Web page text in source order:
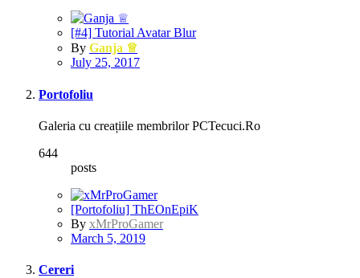
[#4] Tutorial Avatar Blur
By Ganja ♕
July 25, 2017
Portofoliu
Galeria cu creațiile membrilor PCTecuci.Ro
644
posts
[Portofoliu] ThEOnEpiK
By xMrProGamer
March 5, 2019
Cereri